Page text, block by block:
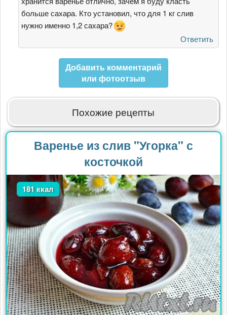
больше сахара. Кто установил, что для 1 кг слив
нужно именно 1,2 сахара?
Ответить
Добавить комментарий
или фотоотзыв
Похожие рецепты
Варенье из слив "Угорка" с
косточкой
181 ккал